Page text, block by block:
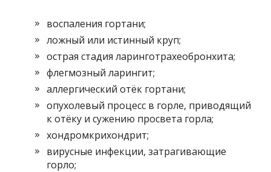
воспаления гортани;
ложный или истинный круп;
острая стадия ларинготрахеобронхита;
флегмозный ларингит;
аллергический отёк гортани;
опухолевый процесс в горле, приводящий
к отёку и сужению просвета горла;
хондромкрихондрит;
вирусные инфекции, затрагивающие
горло;